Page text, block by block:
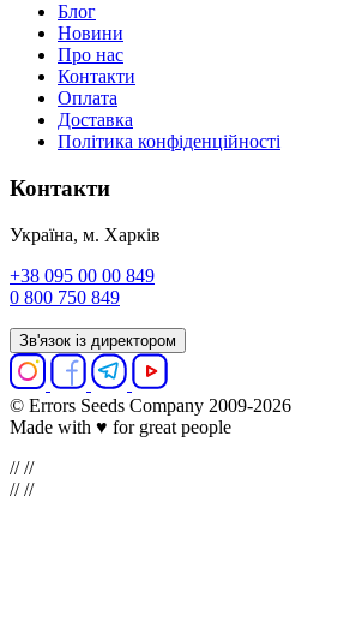
Блог
Новини
Про нас
Контакти
Оплата
Доставка
Політика конфіденційності
Контакти
Україна, м. Харків
+38 095 00 00 849
0 800 750 849
Зв'язок із директором
© Errors Seeds Company 2009-2026
Made with ♥ for great people
////
////